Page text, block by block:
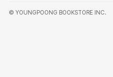
© YOUNGPOONG BOOKSTORE INC.